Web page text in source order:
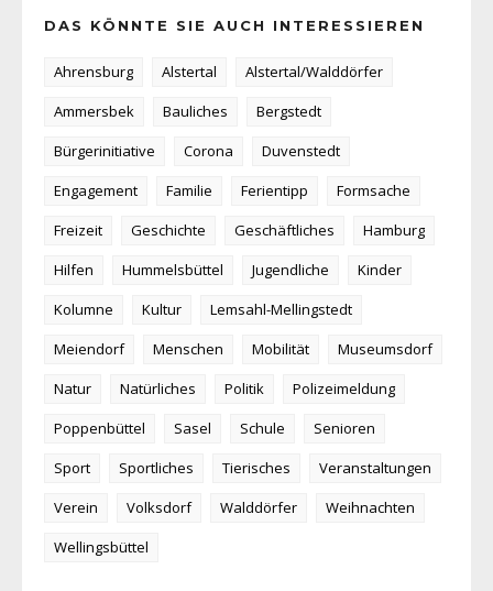
DAS KÖNNTE SIE AUCH INTERESSIEREN
Ahrensburg Alstertal
Alstertal/Walddörfer
Ammersbek
Bauliches
Bergstedt
Bürgerinitiative
Corona
Duvenstedt
Engagement
Familie Ferientipp
Formsache
Freizeit
Geschichte Geschäftliches
Hamburg
Hilfen
Hummelsbüttel Jugendliche
Kinder
Kolumne
Kultur
Lemsahl-Mellingstedt
Meiendorf
Menschen Mobilität
Museumsdorf
Natur
Natürliches Politik
Polizeimeldung
Poppenbüttel
Sasel Schule
Senioren
Sport
Sportliches Tierisches
Veranstaltungen
Verein
Volksdorf Walddörfer
Weihnachten
Wellingsbüttel